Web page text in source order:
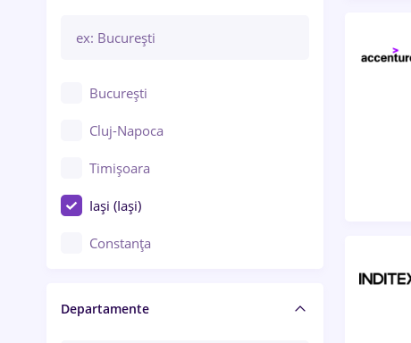
București
Cluj-Napoca
Timișoara
Iași (Iași)
Constanța
Brașov
Departamente